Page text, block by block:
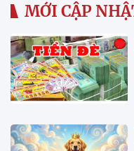
MỚI CẬP